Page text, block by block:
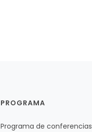
PROGRAMA
Programa de conferencias